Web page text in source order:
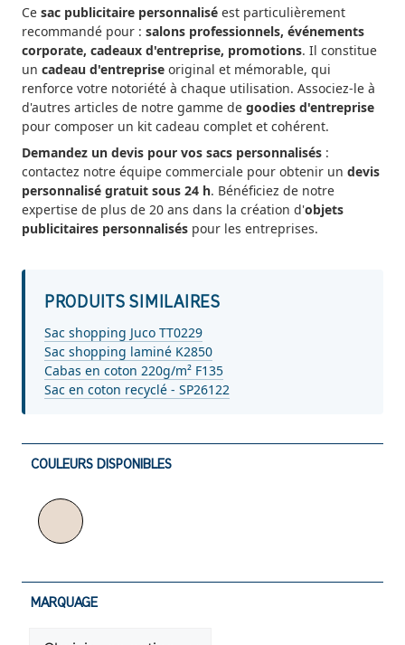
Ce sac publicitaire personnalisé est particulièrement
recommandé pour : salons professionnels, événements
corporate, cadeaux d'entreprise, promotions. Il constitue
un cadeau d'entreprise original et mémorable, qui
renforce votre notoriété à chaque utilisation. Associez-le à
d'autres articles de notre gamme de goodies d'entreprise
pour composer un kit cadeau complet et cohérent.
Demandez un devis pour vos sacs personnalisés :
contactez notre équipe commerciale pour obtenir un devis
personnalisé gratuit sous 24 h. Bénéficiez de notre
expertise de plus de 20 ans dans la création d'objets
publicitaires personnalisés pour les entreprises.
PRODUITS SIMILAIRES
Sac shopping Juco TT0229
Sac shopping laminé K2850
Cabas en coton 220g/m² F135
Sac en coton recyclé - SP26122
COULEURS DISPONIBLES
MARQUAGE